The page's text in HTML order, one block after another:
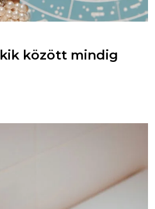
között mindig